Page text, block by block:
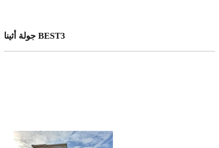
جولة أثينا BEST3